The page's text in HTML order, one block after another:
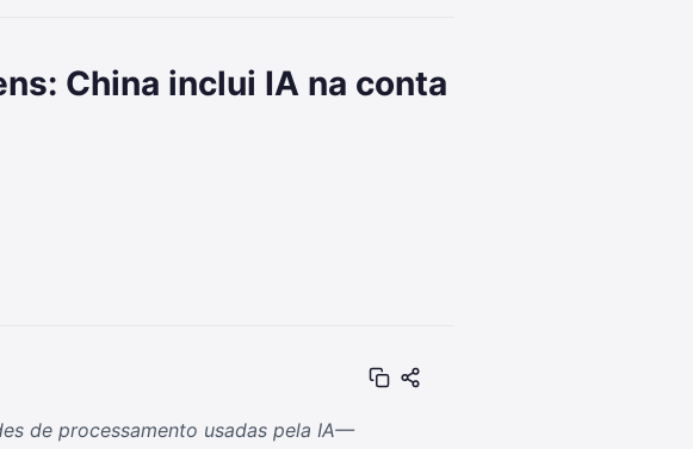
China inclui IA na conta
de processamento usadas pela IA—